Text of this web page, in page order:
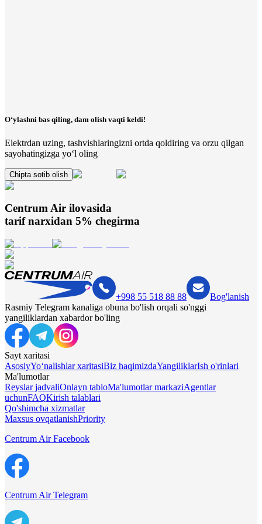
O‘ylashni bas qiling, dam olish vaqti keldi!
Elektrdan uzing, tashvishlaringizni ortda qoldiring va orzu qilgan
sayohatingizga yo‘l oling
Chipta sotib olish
Centrum Air ilovasida
tarif narxidan 5% chegirma
+998 55 518 88 88
Bog'lanish
Rasmiy Telegram kanaliga obuna bo'lish orqali so'nggi
yangiliklardan xabardor bo'ling
Sayt xaritasi
AsosiyYo‘nalishlar xaritasiBiz haqimizdaYangiliklarIsh o'rinlari
Ma'lumotlar
Reyslar jadvaliOnlayn tabloMa'lumotlar markaziAgentlar
uchunFAQKirish talablari
Qo'shimcha xizmatlar
Maxsus ovqatlanishPriority
Centrum Air Facebook
Centrum Air Telegram